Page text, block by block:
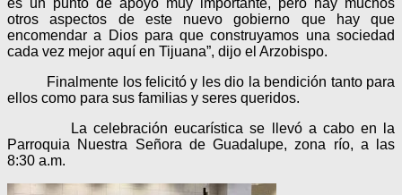
otros aspectos de este nuevo gobierno que hay que
encomendar a Dios para que construyamos una sociedad
cada vez mejor aquí en Tijuana”, dijo el Arzobispo.
Finalmente los felicitó y les dio la bendición tanto para
ellos como para sus familias y seres queridos.
La celebración eucarística se llevó a cabo en la
Parroquia Nuestra Señora de Guadalupe, zona río, a las
8:30 a.m.